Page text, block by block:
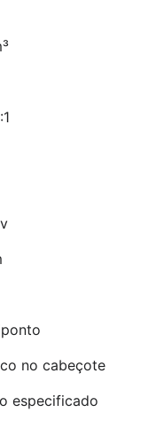
no cabeçote
especificado